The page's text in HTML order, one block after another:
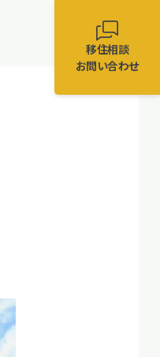
移住相談
お問い合わせ